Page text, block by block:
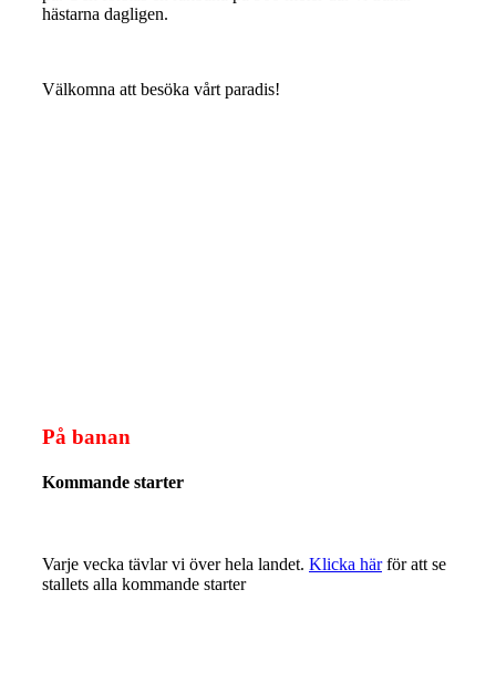
hästarna dagligen.
Välkomna att besöka vårt paradis!
På banan
Kommande starter
Varje vecka tävlar vi över hela landet. Klicka härför att se
stallets alla kommande starter